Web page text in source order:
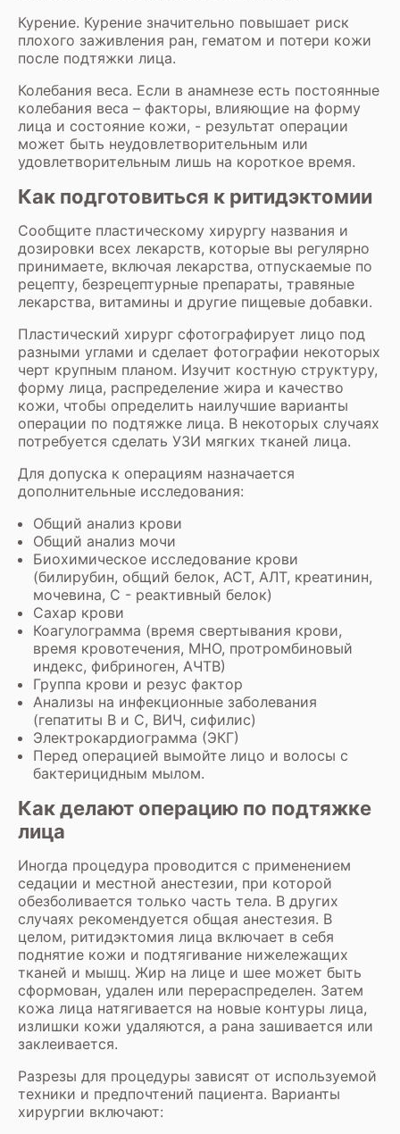
Курение. Курение значительно повышает риск
плохого заживления ран, гематом и потери кожи
после подтяжки лица.
Колебания веса. Если в анамнезе есть постоянные
колебания веса – факторы, влияющие на форму
лица и состояние кожи, - результат операции
может быть неудовлетворительным или
удовлетворительным лишь на короткое время.
Как подготовиться к ритидэктомии
Сообщите пластическому хирургу названия и
дозировки всех лекарств, которые вы регулярно
принимаете, включая лекарства, отпускаемые по
рецепту, безрецептурные препараты, травяные
лекарства, витамины и другие пищевые добавки.
Пластический хирург сфотографирует лицо под
разными углами и сделает фотографии некоторых
черт крупным планом. Изучит костную структуру,
форму лица, распределение жира и качество
кожи, чтобы определить наилучшие варианты
операции по подтяжке лица. В некоторых случаях
потребуется сделать УЗИ мягких тканей лица.
Для допуска к операциям назначается
дополнительные исследования:
Общий анализ крови
Общий анализ мочи
Биохимическое исследование крови
(билирубин, общий белок, АСТ, АЛТ, креатинин,
мочевина, С - реактивный белок)
Сахар крови
Коагулограмма (время свертывания крови,
время кровотечения, МНО, протромбиновый
индекс, фибриноген, АЧТВ)
Группа крови и резус фактор
Анализы на инфекционные заболевания
(гепатиты В и С, ВИЧ, сифилис)
Электрокардиограмма (ЭКГ)
Перед операцией вымойте лицо и волосы с
бактерицидным мылом.
Как делают операцию по подтяжке
лица
Иногда процедура проводится с применением
седации и местной анестезии, при которой
обезболивается только часть тела. В других
случаях рекомендуется общая анестезия. В
целом, ритидэктомия лица включает в себя
поднятие кожи и подтягивание нижележащих
тканей и мышц. Жир на лице и шее может быть
сформован, удален или перераспределен. Затем
кожа лица натягивается на новые контуры лица,
излишки кожи удаляются, а рана зашивается или
заклеивается.
Разрезы для процедуры зависят от используемой
техники и предпочтений пациента. Варианты
хирургии включают: